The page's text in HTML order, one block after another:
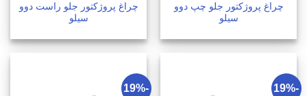
چراغ پروژکتور جلو چپ دوو
سیلو
چراغ پروژکتور جلو راست دوو
سیلو
-19%
-19%